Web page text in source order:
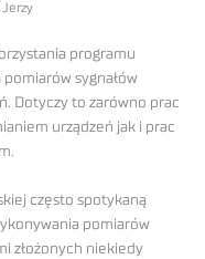
Jerzy
programu
sygnałów
Dotyczy to zarówno prac
urządzeń jak i prac
często spotykaną
pomiarów
złożonych niekiedy